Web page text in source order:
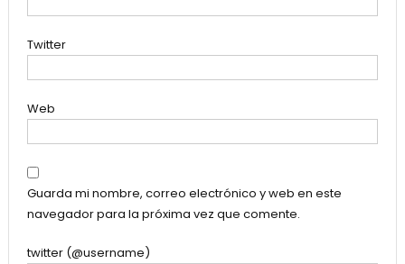
Twitter
Web
Guarda mi nombre, correo electrónico y web en este
navegador para la próxima vez que comente.
twitter (@username)